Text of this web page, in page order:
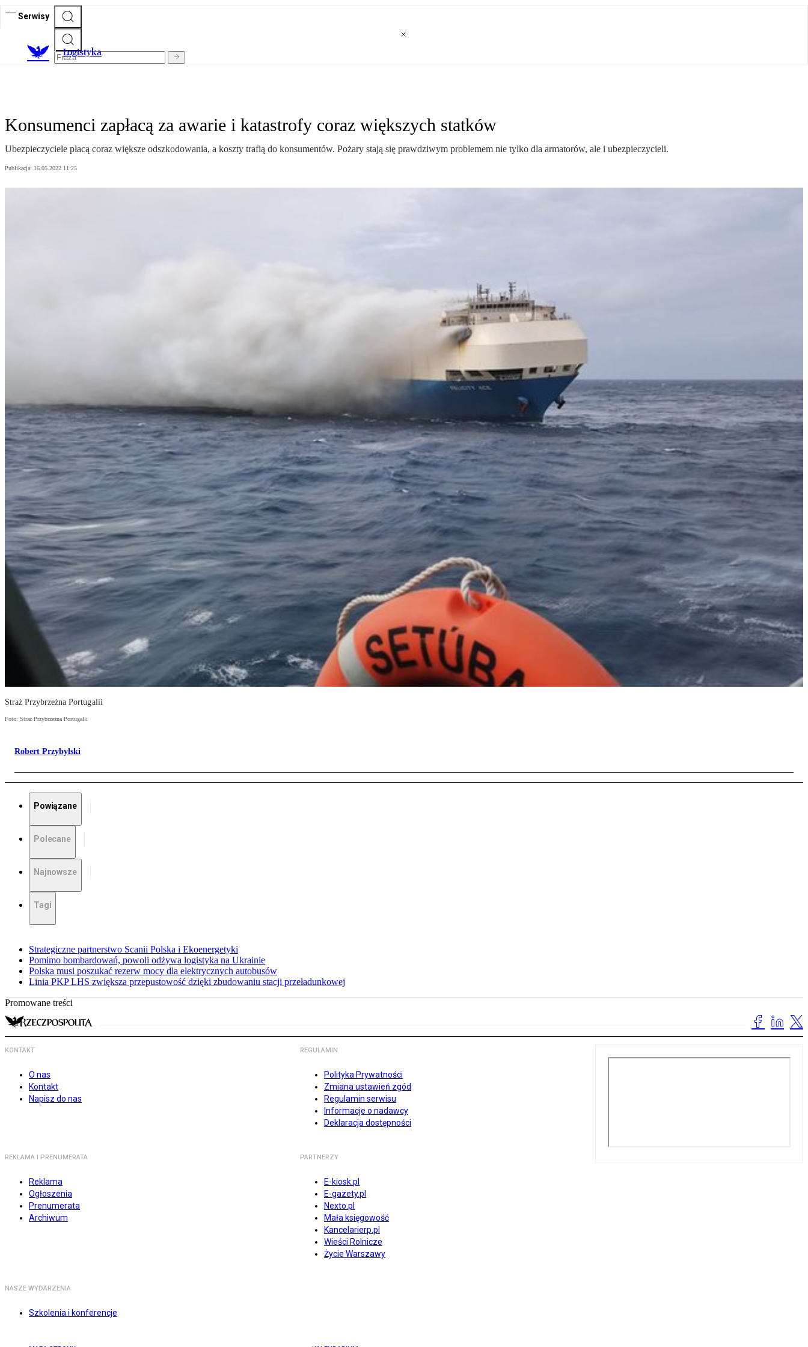
Serwisy
Logistyka
Konsumenci zapłacą za awarie i katastrofy coraz większych statków
Ubezpieczyciele płacą coraz większe odszkodowania, a koszty trafią do konsumentów. Pożary stają się prawdziwym problemem nie tylko dla armatorów, ale i ubezpieczycieli.
Publikacja: 16.05.2022 11:25
Straż Przybrzeżna Portugalii
Foto: Straż Przybrzeżna Portugalii
Robert Przybylski
Powiązane
Polecane
Najnowsze
Tagi
Strategiczne partnerstwo Scanii Polska i Ekoenergetyki
Pomimo bombardowań, powoli odżywa logistyka na Ukrainie
Polska musi poszukać rezerw mocy dla elektrycznych autobusów
Linia PKP LHS zwiększa przepustowość dzięki zbudowaniu stacji przeładunkowej
Promowane treści
KONTAKT
O nas
Kontakt
Napisz do nas
REGULAMIN
Polityka Prywatności
Zmiana ustawień zgód
Regulamin serwisu
Informacje o nadawcy
Deklaracja dostępności
REKLAMA I PRENUMERATA
Reklama
Ogłoszenia
Prenumerata
Archiwum
PARTNERZY
E-kiosk.pl
E-gazety.pl
Nexto.pl
Mała księgowość
Kancelarierp.pl
Wieści Rolnicze
Życie Warszawy
NASZE WYDARZENIA
Szkolenia i konferencje